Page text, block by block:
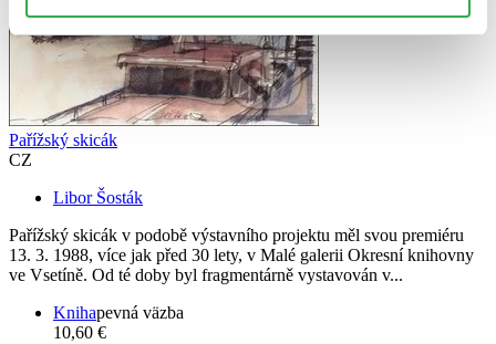
Pařížský skicák
CZ
Libor Šosták
Pařížský skicák v podobě výstavního projektu měl svou premiéru
13. 3. 1988, více jak před 30 lety, v Malé galerii Okresní knihovny
ve Vsetíně. Od té doby byl fragmentárně vystavován v...
Knihapevná väzba
10,60 €